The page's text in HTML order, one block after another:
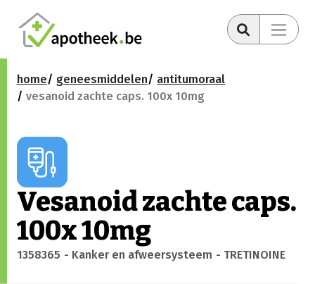
home geneesmiddelen
antitumoraal
vesanoid zachte caps. 100x 10mg
Vesanoid zachte caps.
100x 10mg
1358365 - Kanker en afweersysteem - TRETINOINE